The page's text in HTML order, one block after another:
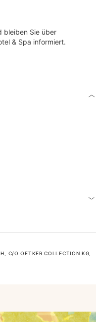
bleiben Sie über
& Spa informiert.
C/O OETKER COLLECTION KG,